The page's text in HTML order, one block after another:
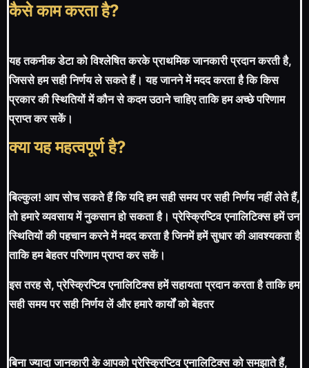
कैसे काम करता है?
यह तकनीक डेटा को विश्लेषित करके प्राथमिक जानकारी प्रदान करती है,
जिससे हम सही निर्णय ले सकते हैं। यह जानने में मदद करता है कि किस
प्रकार की स्थितियों में कौन से कदम उठाने चाहिए ताकि हम अच्छे परिणाम
प्राप्त कर सकें।
क्या यह महत्वपूर्ण है?
बिल्कुल! आप सोच सकते हैं कि यदि हम सही समय पर सही निर्णय नहीं लेते हैं,
तो हमारे व्यवसाय में नुकसान हो सकता है। प्रेस्क्रिप्टिव एनालिटिक्स हमें उन
स्थितियों की पहचान करने में मदद करता है जिनमें हमें सुधार की आवश्यकता है
ताकि हम बेहतर परिणाम प्राप्त कर सकें।
इस तरह से, प्रेस्क्रिप्टिव एनालिटिक्स हमें सहायता प्रदान करता है ताकि हम
सही समय पर सही निर्णय लें और हमारे कार्यों को बेहतर
बिना ज्यादा जानकारी के आपको प्रेस्क्रिप्टिव एनालिटिक्स को समझाते हैं,